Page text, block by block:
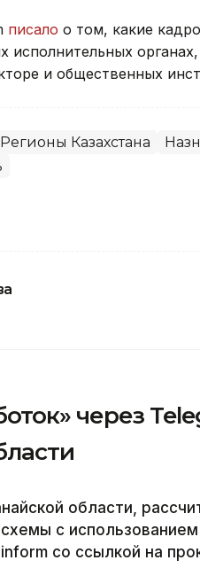
писало о том, какие
исполнительных
и общественных
Регионы Казахстана
через
области,
с
со ссылкой на